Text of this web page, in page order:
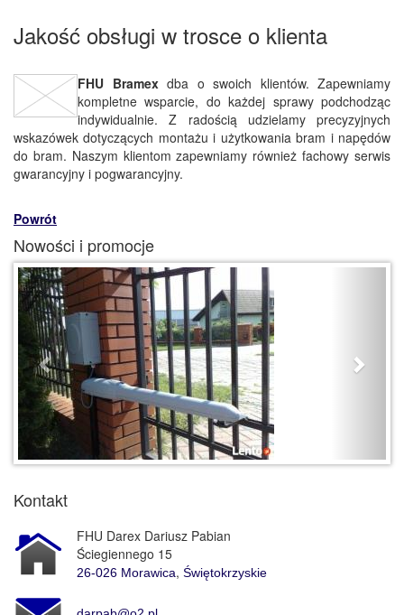
Jakość obsługi w trosce o klienta
FHU Bramexdba o swoich klientów. Zapewniamy
kompletne wsparcie, do każdej sprawy podchodząc
indywidualnie. Z radością udzielamy precyzyjnych
wskazówek dotyczących montażu i użytkowania bram i napędów
do bram. Naszym klientom zapewniamy również fachowy serwis
gwarancyjny i pogwarancyjny.
Powrót
Nowości i promocje
Previous
Kontakt
FHU Darex Dariusz Pabian
Ściegiennego 15
26-026 Morawica, Świętokrzyskie